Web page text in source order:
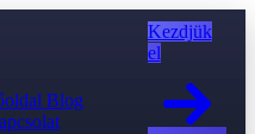
Blog
Kezdjük
el